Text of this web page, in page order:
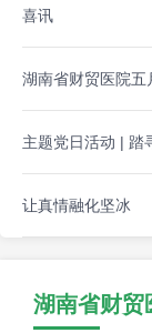
喜讯
湖南省财贸医院五
主题党日活动 | 踏
让真情融化坚冰
湖南省财贸